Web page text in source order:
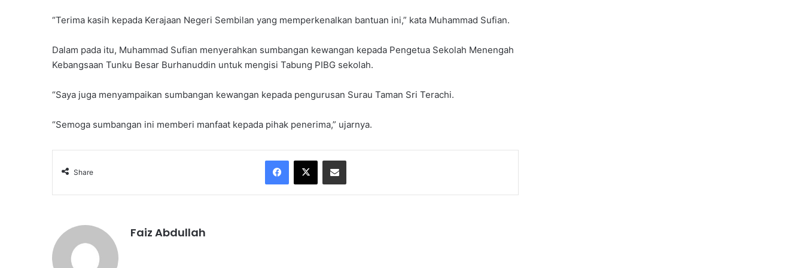
“Terima kasih kepada Kerajaan Negeri Sembilan yang memperkenalkan bantuan ini,” kata Muhammad Sufian.
Dalam pada itu, Muhammad Sufian menyerahkan sumbangan kewangan kepada Pengetua Sekolah Menengah
Kebangsaan Tunku Besar Burhanuddin untuk mengisi Tabung PIBG sekolah.
“Saya juga menyampaikan sumbangan kewangan kepada pengurusan Surau Taman Sri Terachi.
“Semoga sumbangan ini memberi manfaat kepada pihak penerima,” ujarnya.
Share
Faiz Abdullah